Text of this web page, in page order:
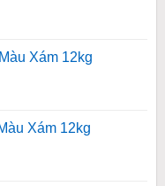
Xám 12kg
Xám 12kg